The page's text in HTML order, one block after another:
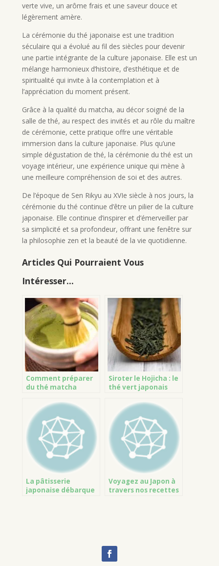
verte vive, un arôme frais et une saveur douce et
légèrement amère.
La cérémonie du thé japonaise est une tradition
séculaire qui a évolué au fil des siècles pour devenir
une partie intégrante de la culture japonaise. Elle est un
mélange harmonieux d’histoire, d’esthétique et de
spiritualité qui invite à la contemplation et à
l’appréciation du moment présent.
Grâce à la qualité du matcha, au décor soigné de la
salle de thé, au respect des invités et au rôle du maître
de cérémonie, cette pratique offre une véritable
immersion dans la culture japonaise. Plus qu’une
simple dégustation de thé, la cérémonie du thé est un
voyage intérieur, une expérience unique qui mène à
une meilleure compréhension de soi et des autres.
De l’époque de Sen Rikyu au XVIe siècle à nos jours, la
cérémonie du thé continue d’être un pilier de la culture
japonaise. Elle continue d’inspirer et d’émerveiller par
sa simplicité et sa profondeur, offrant une fenêtre sur
la philosophie zen et la beauté de la vie quotidienne.
Articles Qui Pourraient Vous
Intéresser...
Comment préparer
du thé matcha
Siroter le Hojicha : le
thé vert japonais
La pâtisserie
japonaise débarque
Voyagez au Japon à
travers nos recettes